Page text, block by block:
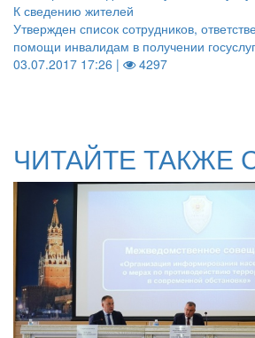
К сведению жителей
Утвержден список сотрудников,
помощи инвалидам в получении
03.07.2017 17:26 |
4297
ЧИТАЙТЕ ТАКЖЕ